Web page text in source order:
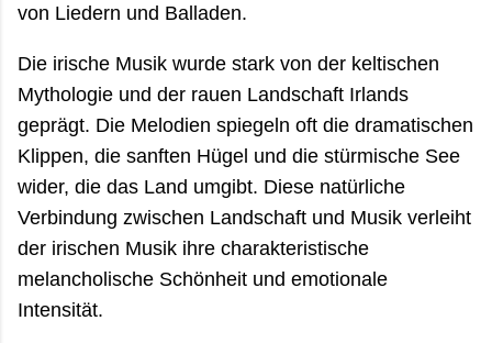
von Liedern und Balladen.
Die irische Musik wurde stark von der keltischen
Mythologie und der rauen Landschaft Irlands
geprägt. Die Melodien spiegeln oft die dramatischen
Klippen, die sanften Hügel und die stürmische See
wider, die das Land umgibt. Diese natürliche
Verbindung zwischen Landschaft und Musik verleiht
der irischen Musik ihre charakteristische
melancholische Schönheit und emotionale
Intensität.